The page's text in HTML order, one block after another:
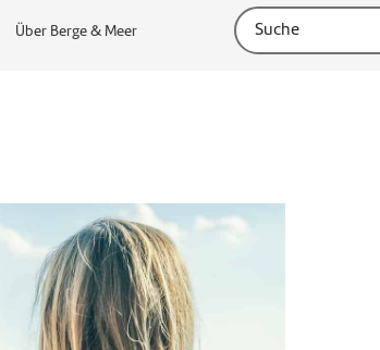
Über Berge & Meer